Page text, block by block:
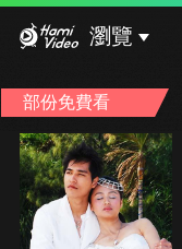
瀏覽
部份免費看